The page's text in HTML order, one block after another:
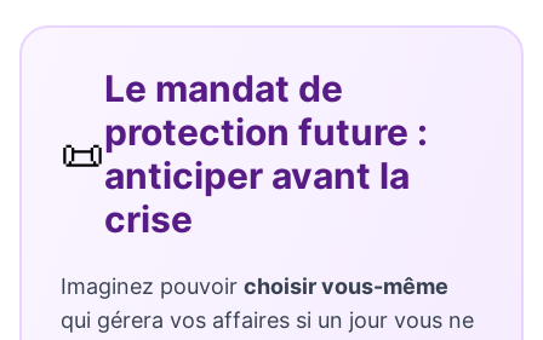
📜
Le mandat de
protection future :
anticiper avant la
crise
Imaginez pouvoir choisir vous-même
qui gérera vos affaires si un jour vous ne